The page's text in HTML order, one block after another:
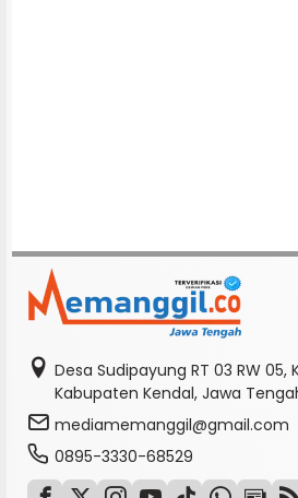
Desa Sudipayung RT 03 RW
Kabupaten Kendal, Jawa
mediamemanggil@gmail.com
0895-3330-68529